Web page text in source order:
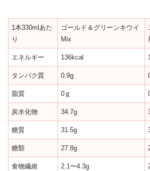
1本330mlあた
り
ゴールド＆グリーンキウイ
Mix
エネルギー 136kcal
タンパク質 0.9g
脂質 0ｇ
炭水化物 34.7g
糖質 31.5g
糖類 27.8g
食物繊維 2.1〜4.3g